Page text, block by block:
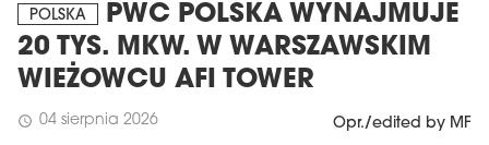
POLSKA
PWC POLSKA WYNAJMUJE
20 TYS. MKW. W WARSZAWSKIM
WIEŻOWCU AFI TOWER
schedule 04 sierpnia 2026 Opr./edited by MF